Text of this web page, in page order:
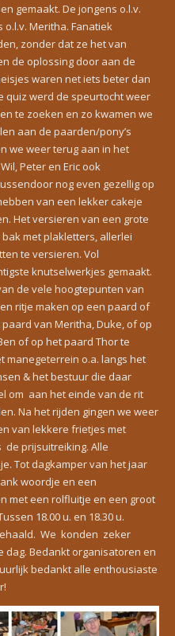
gemaakt. De jongens o.l.v.
Meritha. Fanatiek
zonder dat ze het van
de oplossing door aan de
waren net iets beter dan
quiz werd de speurtocht weer
te zoeken en zo kwamen we
aan de paarden/pony’s
we weer terug aan in het
Peter en Eric ook
nog even gezellig op
van een lekker cakeje
Het versieren van een grote
met plakletters, allerlei
te versieren. Vol
knutselwerkjes gemaakt.
de vele hoogtepunten van
ritje maken op een paard of
van Meritha, Duke, of op
of op het paard Thor te
manegeterrein o.a. langs het
& het bestuur die daar
om aan het einde van de rit
Na het rijden gingen we weer
van lekkere frietjes met
de prijsuitreiking. Alle
Tot dagkamper van het jaar
woordje en een
met een rolfluitje en een groot
18.00 u. en 18.30 u.
We konden zeker
dag. Bedankt organisatoren en
bedankt alle enthousiaste